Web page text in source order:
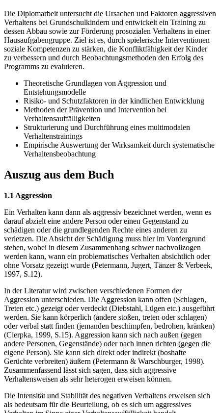
Die Diplomarbeit untersucht die Ursachen und Faktoren aggressiven
Verhaltens bei Grundschulkindern und entwickelt ein Training zu
dessen Abbau sowie zur Förderung prosozialen Verhaltens in einer
Hausaufgabengruppe. Ziel ist es, durch spielerische Interventionen
soziale Kompetenzen zu stärken, die Konfliktfähigkeit der Kinder
zu verbessern und durch Beobachtungsmethoden den Erfolg des
Programms zu evaluieren.
Theoretische Grundlagen von Aggression und
Entstehungsmodelle
Risiko- und Schutzfaktoren in der kindlichen Entwicklung
Methoden der Prävention und Intervention bei
Verhaltensauffälligkeiten
Strukturierung und Durchführung eines multimodalen
Verhaltenstrainings
Empirische Auswertung der Wirksamkeit durch systematische
Verhaltensbeobachtung
Auszug aus dem Buch
1.1 Aggression
Ein Verhalten kann dann als aggressiv bezeichnet werden, wenn es
darauf abzielt eine andere Person oder einen Gegenstand zu
schädigen oder die grundlegenden Rechte eines anderen zu
verletzen. Die Absicht der Schädigung muss hier im Vordergrund
stehen, wobei in diesem Zusammenhang schwer nachvollzogen
werden kann, wann ein problematisches Verhalten absichtlich oder
ohne Vorsatz gezeigt wurde (Petermann, Jugert, Tänzer & Verbeek,
1997, S.12).
In der Literatur wird zwischen verschiedenen Formen der
Aggression unterschieden. Die Aggression kann offen (Schlagen,
Treten etc.) gezeigt oder verdeckt (Diebstahl, Lügen etc.) ausgeführt
werden. Sie kann körperlich (andere stoßen, treten oder schlagen)
oder verbal statt finden (jemanden beschimpfen, bedrohen, kränken)
(Cierpka, 1999, S.15). Aggression kann sich nach außen (gegen
andere Personen, Gegenstände) oder nach innen richten (gegen die
eigene Person). Sie kann sich direkt oder indirekt (boshafte
Gerüchte verbreiten) äußern (Petermann & Warschburger, 1998).
Zusammenfassend lässt sich sagen, dass sich aggressive
Verhaltensweisen als sehr heterogen erweisen können.
Die Intensität und Stabilität des negativen Verhaltens erweisen sich
als bedeutsam für die Beurteilung, ob es sich um aggressives